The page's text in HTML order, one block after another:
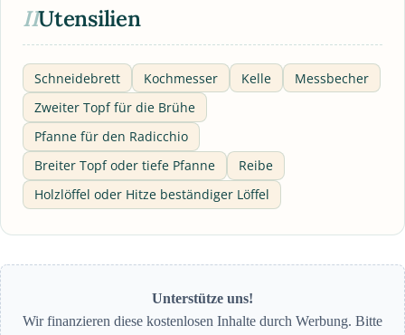
IIUtensilien
Schneidebrett Kochmesser Kelle
Messbecher
Zweiter Topf für die Brühe
Pfanne für den Radicchio
Breiter Topf oder tiefe Pfanne
Reibe
Holzlöffel oder Hitze beständiger Löffel
Unterstütze uns!
Wir finanzieren diese kostenlosen Inhalte durch Werbung. Bitte